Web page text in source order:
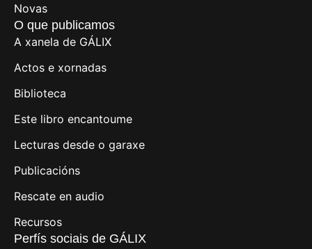
Novas
O que publicamos
A xanela de GÁLIX
Actos e xornadas
Biblioteca
Este libro encantoume
Lecturas desde o garaxe
Publicacións
Rescate en audio
Recursos
Perfís sociais de GÁLIX